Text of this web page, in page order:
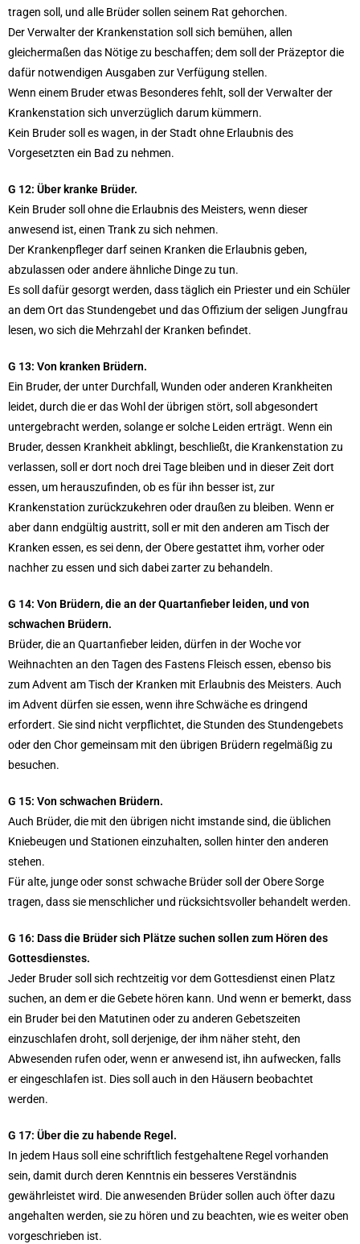
tragen soll, und alle Brüder sollen seinem Rat gehorchen.
Der Verwalter der Krankenstation soll sich bemühen, allen
gleichermaßen das Nötige zu beschaffen; dem soll der Präzeptor die
dafür notwendigen Ausgaben zur Verfügung stellen.
Wenn einem Bruder etwas Besonderes fehlt, soll der Verwalter der
Krankenstation sich unverzüglich darum kümmern.
Kein Bruder soll es wagen, in der Stadt ohne Erlaubnis des
Vorgesetzten ein Bad zu nehmen.
G 12: Über kranke Brüder.
Kein Bruder soll ohne die Erlaubnis des Meisters, wenn dieser
anwesend ist, einen Trank zu sich nehmen.
Der Krankenpfleger darf seinen Kranken die Erlaubnis geben,
abzulassen oder andere ähnliche Dinge zu tun.
Es soll dafür gesorgt werden, dass täglich ein Priester und ein Schüler
an dem Ort das Stundengebet und das Offizium der seligen Jungfrau
lesen, wo sich die Mehrzahl der Kranken befindet.
G 13: Von kranken Brüdern.
Ein Bruder, der unter Durchfall, Wunden oder anderen Krankheiten
leidet, durch die er das Wohl der übrigen stört, soll abgesondert
untergebracht werden, solange er solche Leiden erträgt. Wenn ein
Bruder, dessen Krankheit abklingt, beschließt, die Krankenstation zu
verlassen, soll er dort noch drei Tage bleiben und in dieser Zeit dort
essen, um herauszufinden, ob es für ihn besser ist, zur
Krankenstation zurückzukehren oder draußen zu bleiben. Wenn er
aber dann endgültig austritt, soll er mit den anderen am Tisch der
Kranken essen, es sei denn, der Obere gestattet ihm, vorher oder
nachher zu essen und sich dabei zarter zu behandeln.
G 14: Von Brüdern, die an der Quartanfieber leiden, und von
schwachen Brüdern.
Brüder, die an Quartanfieber leiden, dürfen in der Woche vor
Weihnachten an den Tagen des Fastens Fleisch essen, ebenso bis
zum Advent am Tisch der Kranken mit Erlaubnis des Meisters. Auch
im Advent dürfen sie essen, wenn ihre Schwäche es dringend
erfordert. Sie sind nicht verpflichtet, die Stunden des Stundengebets
oder den Chor gemeinsam mit den übrigen Brüdern regelmäßig zu
besuchen.
G 15: Von schwachen Brüdern.
Auch Brüder, die mit den übrigen nicht imstande sind, die üblichen
Kniebeugen und Stationen einzuhalten, sollen hinter den anderen
stehen.
Für alte, junge oder sonst schwache Brüder soll der Obere Sorge
tragen, dass sie menschlicher und rücksichtsvoller behandelt werden.
G 16: Dass die Brüder sich Plätze suchen sollen zum Hören des
Gottesdienstes.
Jeder Bruder soll sich rechtzeitig vor dem Gottesdienst einen Platz
suchen, an dem er die Gebete hören kann. Und wenn er bemerkt, dass
ein Bruder bei den Matutinen oder zu anderen Gebetszeiten
einzuschlafen droht, soll derjenige, der ihm näher steht, den
Abwesenden rufen oder, wenn er anwesend ist, ihn aufwecken, falls
er eingeschlafen ist. Dies soll auch in den Häusern beobachtet
werden.
G 17: Über die zu habende Regel.
In jedem Haus soll eine schriftlich festgehaltene Regel vorhanden
sein, damit durch deren Kenntnis ein besseres Verständnis
gewährleistet wird. Die anwesenden Brüder sollen auch öfter dazu
angehalten werden, sie zu hören und zu beachten, wie es weiter oben
vorgeschrieben ist.